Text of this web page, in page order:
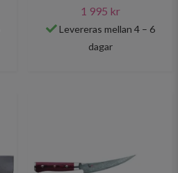
1 995 kr
Levereras mellan 4 – 6
dagar